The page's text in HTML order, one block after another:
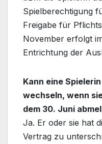
Spielberechtigung
Freigabe für
November erfolgt
Entrichtung der
Kann eine
wechseln, wenn
dem 30. Juni
Ja. Er oder sie hat
Vertrag zu